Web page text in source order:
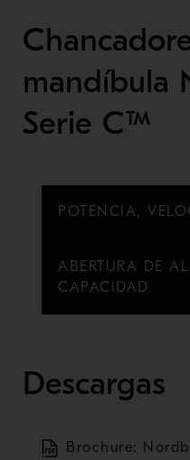
mandíbula
Serie C™
POTENCIA,
ABERTURA DE
CAPACIDAD
Descargas
Brochure: